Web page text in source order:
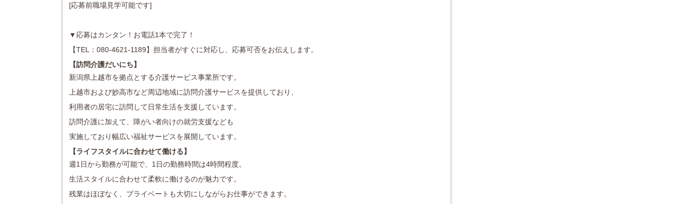
[応募前職場見学可能です]
▼応募はカンタン！お電話1本で完了！
【TEL：080-4621-1189】担当者がすぐに対応し、応募可否をお伝えします。
【訪問介護だいにち】
新潟県上越市を拠点とする介護サービス事業所です。
上越市および妙高市など周辺地域に訪問介護サービスを提供しており、
利用者の居宅に訪問して日常生活を支援しています。
訪問介護に加えて、障がい者向けの就労支援なども
実施しており幅広い福祉サービスを展開しています。
【ライフスタイルに合わせて働ける】
週1日から勤務が可能で、1日の勤務時間は4時間程度。
生活スタイルに合わせて柔軟に働けるのが魅力です。
残業はほぼなく、プライベートも大切にしながらお仕事ができます。